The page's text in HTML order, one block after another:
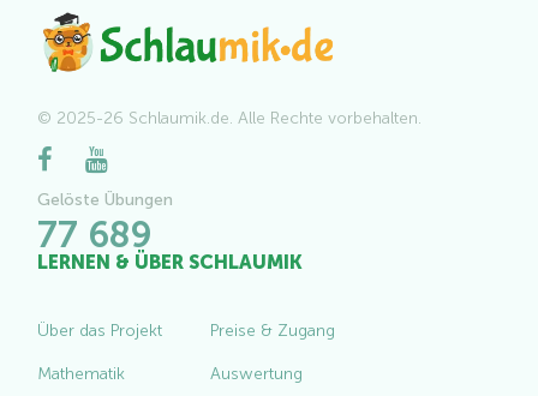
© 2025-26 Schlaumik.de. Alle Rechte vorbehalten.
Gelöste Übungen
77 689
LERNEN & ÜBER SCHLAUMIK
Über das Projekt
Mathematik
Preise & Zugang
Auswertung